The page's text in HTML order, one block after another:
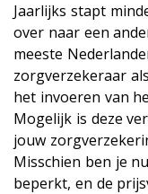
Jaarlijks stapt
over naar een
meeste
zorgverzekeraar
het invoeren van
Mogelijk is deze
jouw
Misschien ben je
beperkt, en de